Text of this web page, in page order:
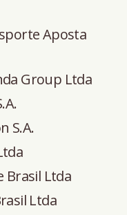
Aposta
Group Ltda
S.A.
Brasil Ltda
Ltda